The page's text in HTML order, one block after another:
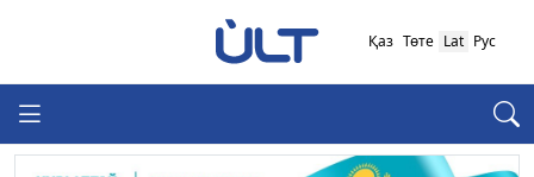
Қаз Төте Lat Рус